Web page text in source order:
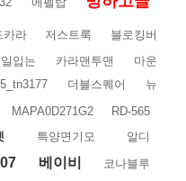
카라 저스트룩
블로킹버
입는 카라맨투맨
마운
더블스퀘어
뉴
MAPA0D271G2
RD-565
특양면기모
알디
베이비
코나블루